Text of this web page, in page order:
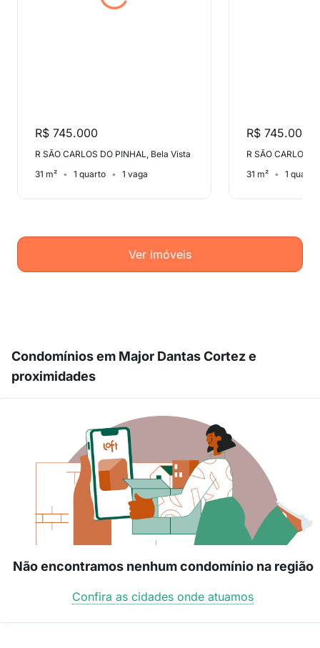
R$ 745.000
R SÃO CARLOS DO PINHAL, Bela Vista
31 m²
1 quarto 1 vaga
R$ 745.000
R SÃO CARLOS
31 m²
1 quarto
Ver imóveis
Condomínios em Major Dantas Cortez e
proximidades
Não encontramos nenhum condomínio na região
Confira as cidades onde atuamos